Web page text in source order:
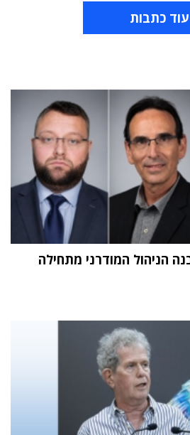
עוד כתבות
הניהול המודרני מתחילה